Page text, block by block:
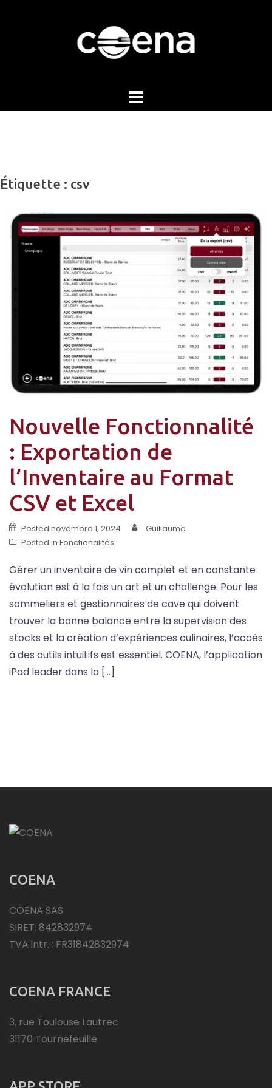
Étiquette : csv
Nouvelle Fonctionnalité
: Exportation de
l’Inventaire au Format
CSV et Excel
Posted novembre 1, 2024
Guillaume
Posted in Fonctionalités
Gérer un inventaire de vin complet et en constante
évolution est à la fois un art et un challenge. Pour les
sommeliers et gestionnaires de cave qui doivent
trouver la bonne balance entre la supervision des
stocks et la création d’expériences culinaires, l’accès
à des outils intuitifs est essentiel. COENA, l’application
iPad leader dans la […]
COENA
COENA SAS
SIRET: 842832974
TVA intr. : FR31842832974
COENA FRANCE
3, rue Toulouse Lautrec
31170 Tournefeuille